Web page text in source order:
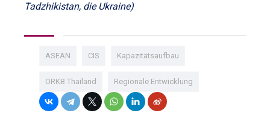
Tadzhikistan, die Ukraine)
ASEAN CIS Kapazitätsaufbau
ORKB Thailand Regionale Entwicklung